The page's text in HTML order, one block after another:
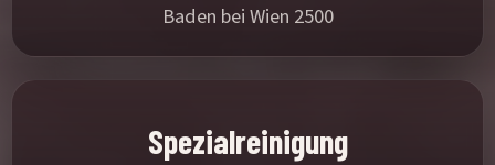
Baden bei Wien 2500
Spezialreinigung